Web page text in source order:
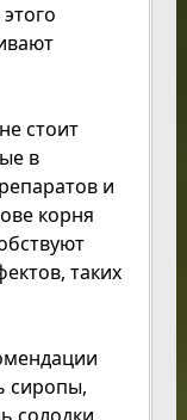
стоит
в
и
корня
таких
сиропы,